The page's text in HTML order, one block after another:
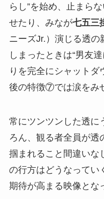
らし”を始め、止まら
せたり、みなが七五三
ニーズJr.）演じる透の
しまったときは“男友
りを完全にシャット
後の特徴⑦では涙をみ
常にツンツンした透に
ろん、観る者全員が透
掴まれること間違いな
の行方はどうなって
期待が高まる映像とな